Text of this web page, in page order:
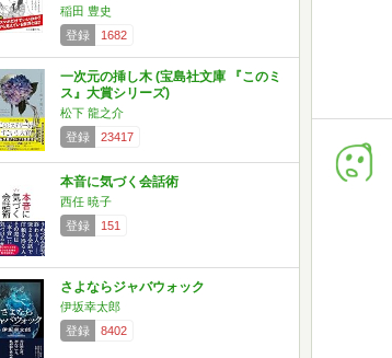
稲田 豊史
登録
1682
一次元の挿し木 (宝島社文庫 『このミ
ス』大賞シリーズ)
松下 龍之介
登録
23417
本音に気づく会話術
西任 暁子
登録
151
さよならジャバウォック
伊坂幸太郎
登録
8402